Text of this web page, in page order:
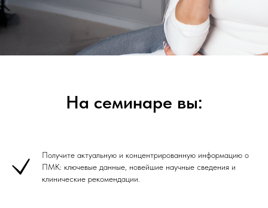
На семинаре вы:
Получите актуальную и концентрированную информацию о
ПМК: ключевые данные, новейшие научные сведения и
клинические рекомендации.